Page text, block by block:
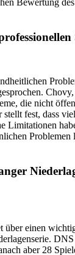
Bewertung
die nicht
fest, dass
Limitationen
über einen
aber 28